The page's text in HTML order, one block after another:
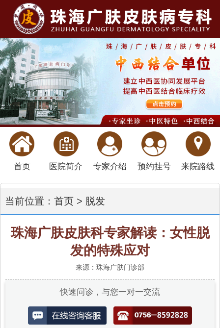
首页 医院简介 专家介绍 预约挂号 来院路线
当前位置： 首页> 脱发
珠海广肤皮肤科专家解读：女性脱
发的特殊应对
来源：珠海广肤门诊部
快速问诊，与您一对一交流